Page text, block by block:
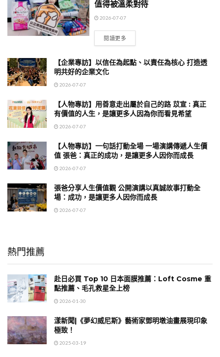
值得被溫柔對待
2026-07-07
閱讀更多
【企業專訪】以信任為起點、以責任為核心 打造透
明共好的企業文化
2026-07-07
【人物專訪】用善意走出屬於自己的路 苡宣 : 真正
有價值的人生，是讓更多人因為你而看見希望
2026-07-07
【人物專訪】一句話打動全場 一場演講傳遞人生價
值 張爸：真正的成功，是讓更多人因你而成長
2026-07-07
張爸分享人生價值觀 公開演講以真誠故事打動全
場：成功，是讓更多人因你而成長
2026-07-07
熱門推薦
赴日必買 Top 10 日本面膜推薦：Loft Cosme 重
點推薦、毛孔救星全上榜
2026-01-30
漾新聞|《夢幻威尼斯》藝術家鄧明墩油畫展現印象
極致！
2025-03-19